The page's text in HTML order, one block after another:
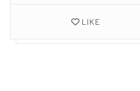
LIKE